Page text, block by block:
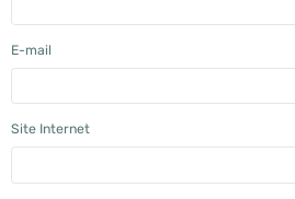
E-mail
Site Internet